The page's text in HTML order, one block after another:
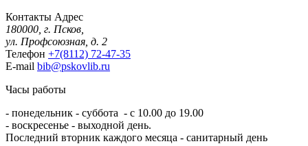
Контакты Адрес
180000, г. Псков,
ул. Профсоюзная, д. 2
Телефон +7(8112) 72-47-35
E-mail bib@pskovlib.ru
Часы работы
- понедельник - суббота - с 10.00 до 19.00
- воскресенье - выходной день.
Последний вторник каждого месяца - санитарный день